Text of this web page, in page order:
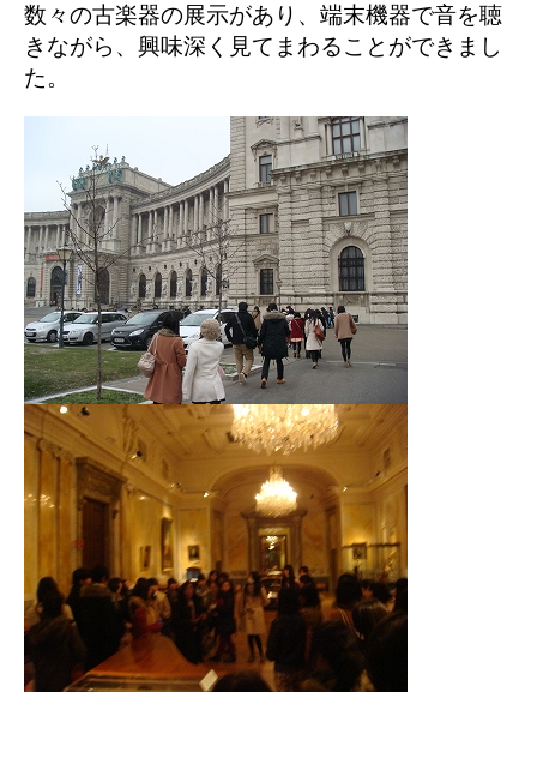
数々の古楽器の展示があり、端末機器で音を聴
きながら、興味深く見てまわることができまし
た。